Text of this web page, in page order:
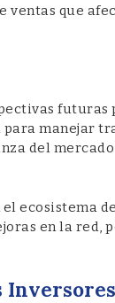
ventas que
futuras
manejar
del
ecosistema
en la red,